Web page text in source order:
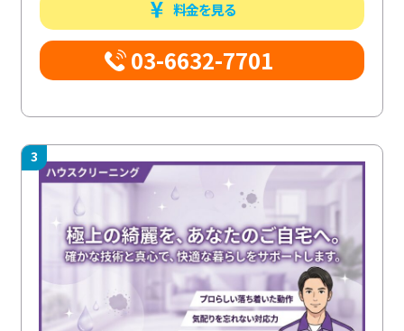
料金を見る
03-6632-7701
3